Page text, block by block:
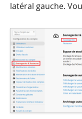
latéral gauche.